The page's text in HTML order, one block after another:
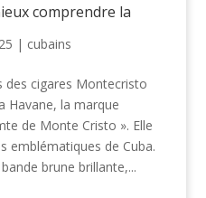
comprendre la
| cubains
des cigares Montecristo
Havane, la marque
de Monte Cristo ». Elle
emblématiques de Cuba.
brune brillante,...